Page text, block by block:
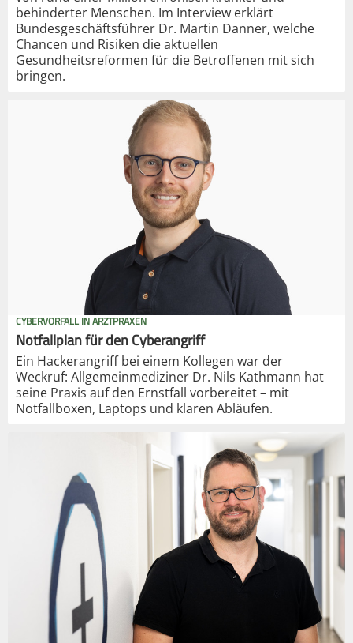
behinderter Menschen. Im Interview erklärt
Bundesgeschäftsführer Dr. Martin Danner, welche
Chancen und Risiken die aktuellen
Gesundheitsreformen für die Betroffenen mit sich
bringen.
CYBERVORFALL IN ARZTPRAXEN
Notfallplan für den Cyberangriff
Ein Hackerangriff bei einem Kollegen war der
Weckruf: Allgemeinmediziner Dr. Nils Kathmann hat
seine Praxis auf den Ernstfall vorbereitet – mit
Notfallboxen, Laptops und klaren Abläufen.